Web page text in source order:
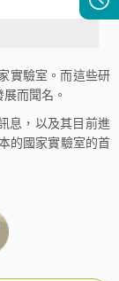
實驗室。而這些研
而聞名。
息，以及其目前進
的國家實驗室的首